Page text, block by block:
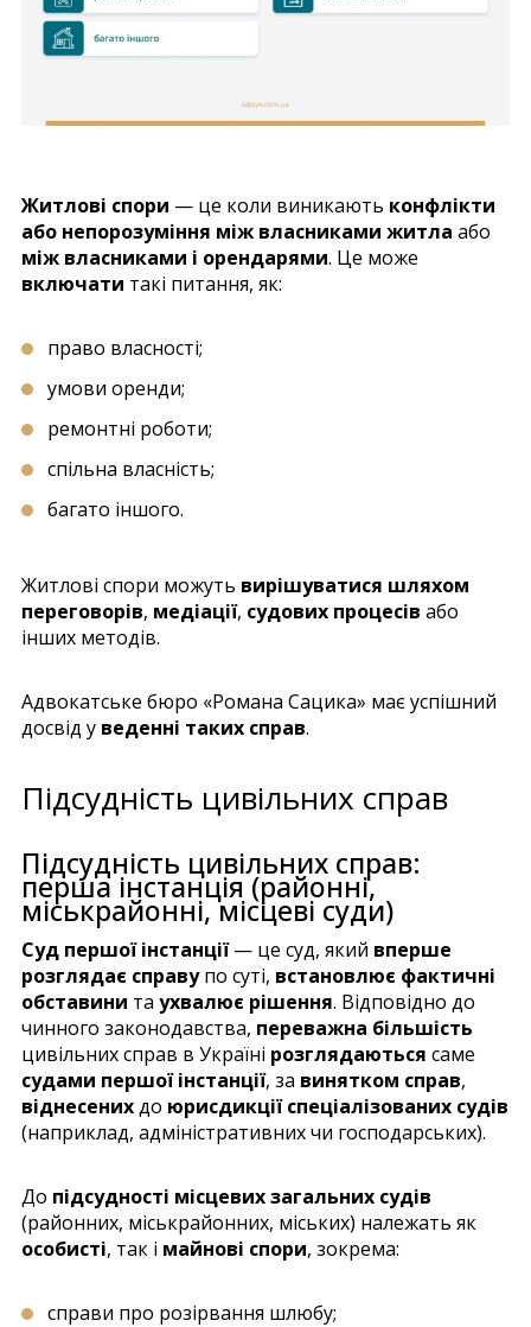
Житлові спори — це коли виникають конфлікти
або непорозуміння між власниками житла або
між власниками і орендарями. Це може
включати такі питання, як:
право власності;
умови оренди;
ремонтні роботи;
спільна власність;
багато іншого.
Житлові спори можуть вирішуватися шляхом
переговорів, медіації, судових процесів або
інших методів.
Адвокатське бюро «Романа Сацика» має успішний
досвід у веденні таких справ.
Підсудність цивільних справ
Підсудність цивільних справ:
перша інстанція (районні,
міськрайонні, місцеві суди)
Суд першої інстанції— це суд, який вперше
розглядає справупо суті, встановлює фактичні
обставини та ухвалює рішення. Відповідно до
чинного законодавства, переважна більшість
цивільних справ в Україні розглядаються саме
судами першої інстанції, за винятком справ,
віднесенихдо юрисдикції спеціалізованих судів
(наприклад, адміністративних чи господарських).
До підсудності місцевих загальних судів
(районних, міськрайонних, міських) належать як
особисті, так і майнові спори, зокрема:
справи про розірвання шлюбу;